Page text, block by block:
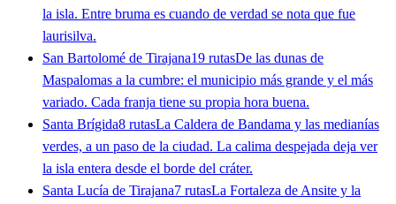
la isla. Entre bruma es cuando de verdad se nota que fue
laurisilva.
San Bartolomé de Tirajana19 rutasDe las dunas de
Maspalomas a la cumbre: el municipio más grande y el más
variado. Cada franja tiene su propia hora buena.
Santa Brígida8 rutasLa Caldera de Bandama y las medianías
verdes, a un paso de la ciudad. La calima despejada deja ver
la isla entera desde el borde del cráter.
Santa Lucía de Tirajana7 rutasLa Fortaleza de Ansite y la